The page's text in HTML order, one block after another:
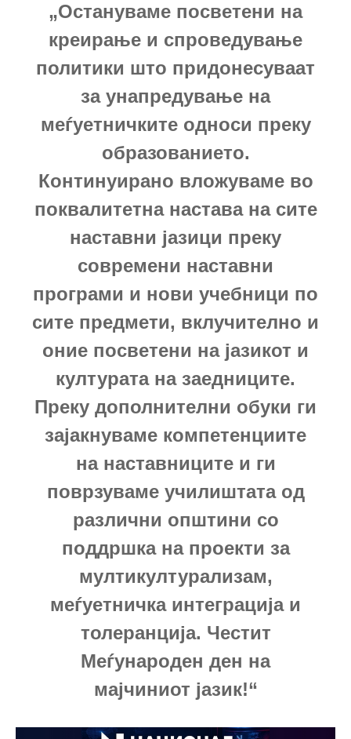
„Остануваме посветени на
креирање и спроведување
политики што придонесуваат
за унапредување на
меѓуетничките односи преку
образованието.
Континуирано вложуваме во
поквалитетна настава на сите
наставни јазици преку
современи наставни
програми и нови учебници по
сите предмети, вклучително и
оние посветени на јазикот и
културата на заедниците.
Преку дополнителни обуки ги
зајакнуваме компетенциите
на наставниците и ги
поврзуваме училиштата од
различни општини со
поддршка на проекти за
мултикултурализам,
меѓуетничка интеграција и
толеранција. Честит
Меѓународен ден на
мајчиниот јазик!“